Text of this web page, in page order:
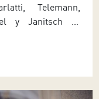
Telemann,
y Janitsch El
la sonata a
con instrumentos